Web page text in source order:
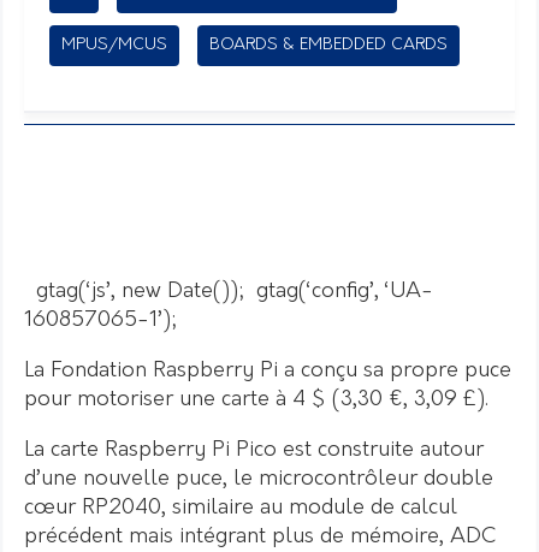
MPUS/MCUS BOARDS & EMBEDDED CARDS
gtag(‘js’, new Date()); gtag(‘config’, ‘UA-
160857065-1’);
La Fondation Raspberry Pi a conçu sa propre puce
pour motoriser une carte à 4 $ (3,30 €, 3,09 £).
La carte Raspberry Pi Pico est construite autour
d’une nouvelle puce, le microcontrôleur double
cœur RP2040, similaire au module de calcul
précédent mais intégrant plus de mémoire, ADC